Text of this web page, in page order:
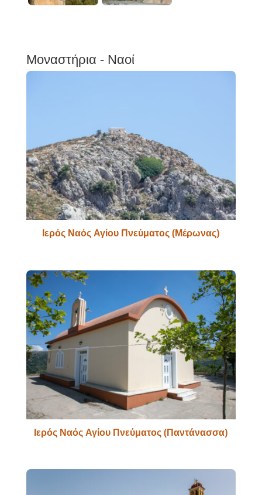
Μοναστήρια - Ναοί
Ιερός Ναός Αγίου Πνεύματος (Μέρωνας)
Ιερός Ναός Αγίου Πνεύματος (Παντάνασσα)